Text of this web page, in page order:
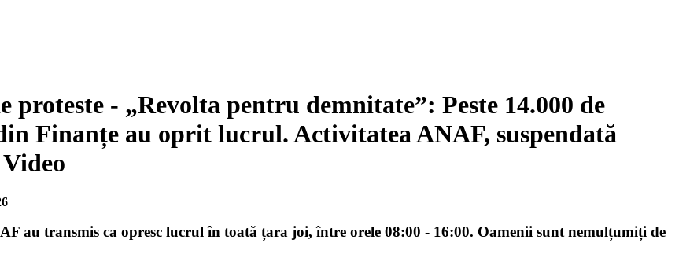
proteste - „Revolta pentru demnitate”: Peste 14.000 de
Finanțe au oprit lucrul. Activitatea ANAF, suspendată
au transmis ca opresc lucrul în toată țara joi, între orele 08:00 - 16:00. Oamenii sunt nemulțumiți de